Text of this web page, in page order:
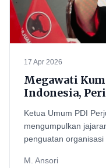
17 Apr 2026
Megawati
Indonesia,
Ketua Umum PDI
mengumpulkan
penguatan
M. Ansori